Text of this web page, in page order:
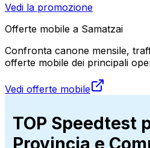
Vedi la promozione
Offerte mobile a Samatzai
Confronta canone mensile,
offerte mobile dei principali
Vedi offerte mobile
TOP Speedtest
Provincia e